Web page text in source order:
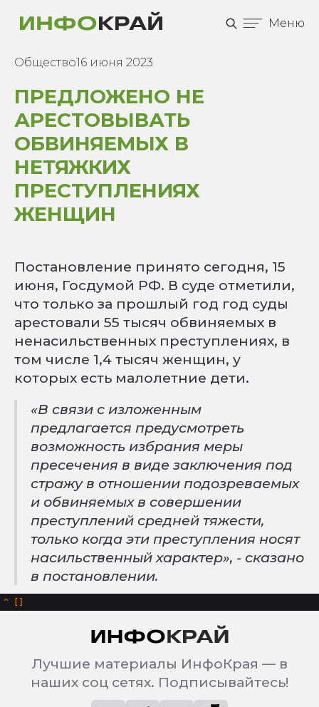
Меню
Общество16 июня 2023
ПРЕДЛОЖЕНО НЕ
АРЕСТОВЫВАТЬ
ОБВИНЯЕМЫХ В
НЕТЯЖКИХ
ПРЕСТУПЛЕНИЯХ
ЖЕНЩИН
Постановление принято сегодня, 15
июня, Госдумой РФ. В суде отметили,
что только за прошлый год год суды
арестовали 55 тысяч обвиняемых в
ненасильственных преступлениях, в
том числе 1,4 тысяч женщин, у
которых есть малолетние дети.
«В связи с изложенным
предлагается предусмотреть
возможность избрания меры
пресечения в виде заключения под
стражу в отношении подозреваемых
и обвиняемых в совершении
преступлений средней тяжести,
только когда эти преступления носят
насильственный характер», - сказано
в постановлении.
^
Лучшие материалы ИнфоКрая — в
наших соц сетях. Подписывайтесь!